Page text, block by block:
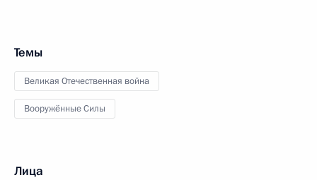
Темы
Великая Отечественная война
Вооружённые Силы
Лица